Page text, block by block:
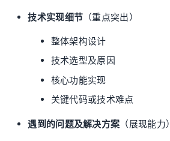
技术实现细节 （重点突出）
整体架构设计
技术选型及原因
核心功能实现
关键代码或技术难点
遇到的问题及解决方案 （展现能力）